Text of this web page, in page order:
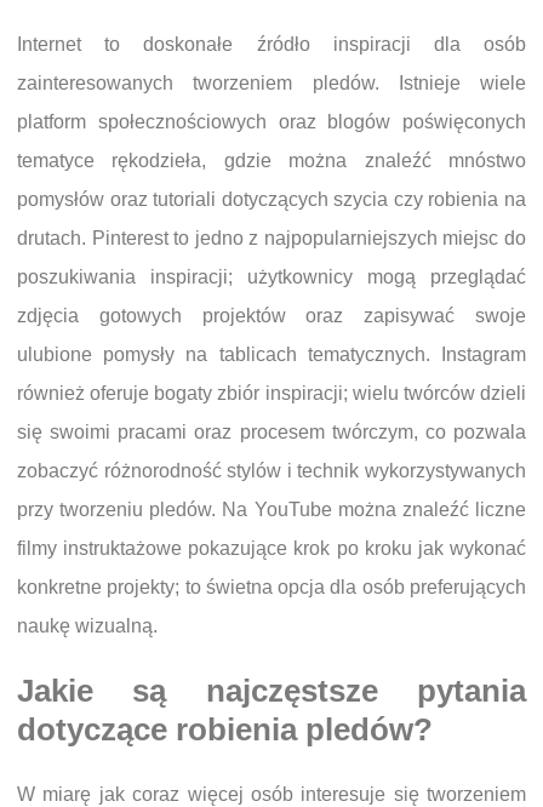
Internet to doskonałe źródło inspiracji dla osób
zainteresowanych tworzeniem pledów. Istnieje wiele
platform społecznościowych oraz blogów poświęconych
tematyce rękodzieła, gdzie można znaleźć mnóstwo
pomysłów oraz tutoriali dotyczących szycia czy robienia na
drutach. Pinterest to jedno z najpopularniejszych miejsc do
poszukiwania inspiracji; użytkownicy mogą przeglądać
zdjęcia gotowych projektów oraz zapisywać swoje
ulubione pomysły na tablicach tematycznych. Instagram
również oferuje bogaty zbiór inspiracji; wielu twórców dzieli
się swoimi pracami oraz procesem twórczym, co pozwala
zobaczyć różnorodność stylów i technik wykorzystywanych
przy tworzeniu pledów. Na YouTube można znaleźć liczne
filmy instruktażowe pokazujące krok po kroku jak wykonać
konkretne projekty; to świetna opcja dla osób preferujących
naukę wizualną.
Jakie są najczęstsze pytania
dotyczące robienia pledów?
W miarę jak coraz więcej osób interesuje się tworzeniem